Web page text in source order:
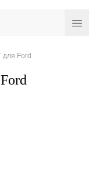
для Ford